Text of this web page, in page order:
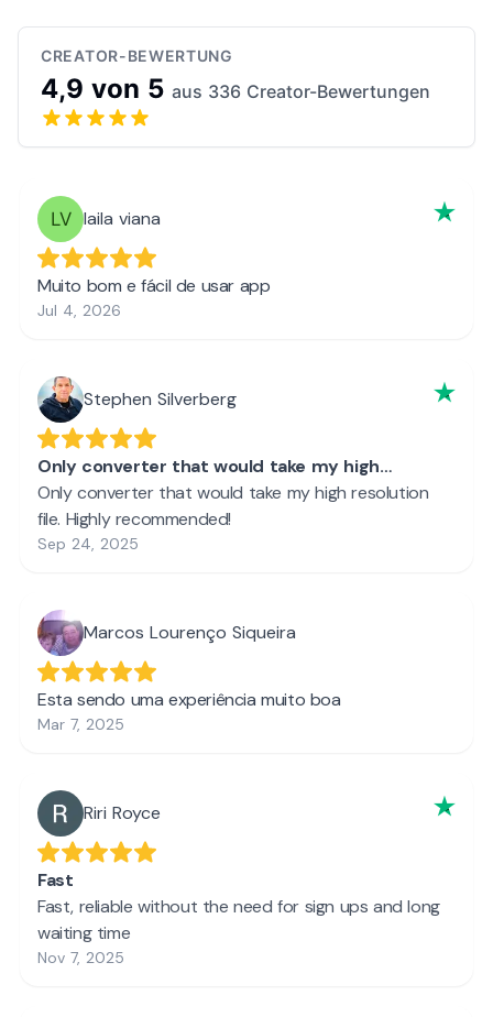
CREATOR-BEWERTUNG
4,9 von 5 aus 336 Creator-Bewertungen